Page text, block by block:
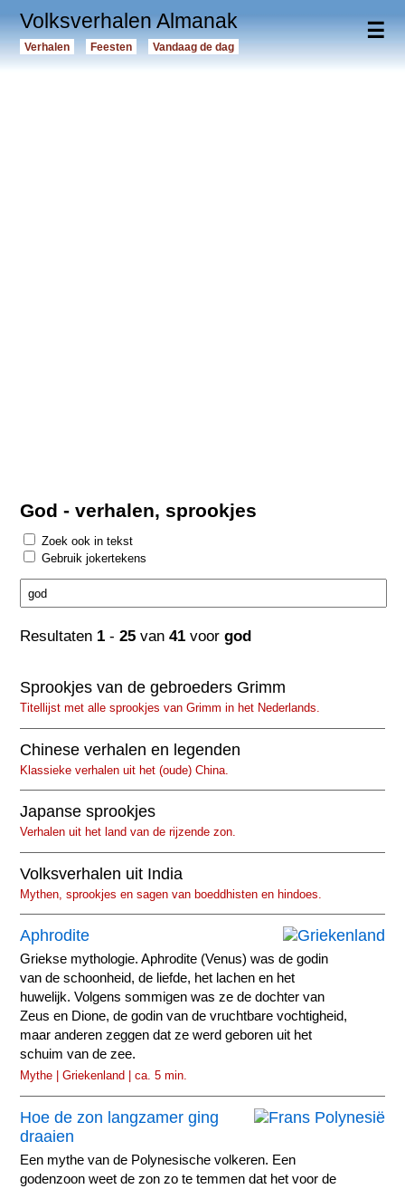
☰
Volksverhalen Almanak
Verhalen Feesten Vandaag de dag
God - verhalen, sprookjes
Zoek ook in tekst
Gebruik jokertekens
Resultaten 1 -25 van41 voorgod
Sprookjes van de gebroeders Grimm
Titellijst met alle sprookjes van Grimm in het Nederlands.
Chinese verhalen en legenden
Klassieke verhalen uit het (oude) China.
Japanse sprookjes
Verhalen uit het land van de rijzende zon.
Volksverhalen uit India
Mythen, sprookjes en sagen van boeddhisten en hindoes.
Aphrodite
Griekse mythologie. Aphrodite (Venus) was de godin
van de schoonheid, de liefde, het lachen en het
huwelijk. Volgens sommigen was ze de dochter van
Zeus en Dione, de godin van de vruchtbare vochtigheid,
maar anderen zeggen dat ze werd geboren uit het
schuim van de zee.
Mythe | Griekenland | ca. 5 min.
Hoe de zon langzamer ging
draaien
Een mythe van de Polynesische volkeren. Een
godenzoon weet de zon zo te temmen dat het voor de